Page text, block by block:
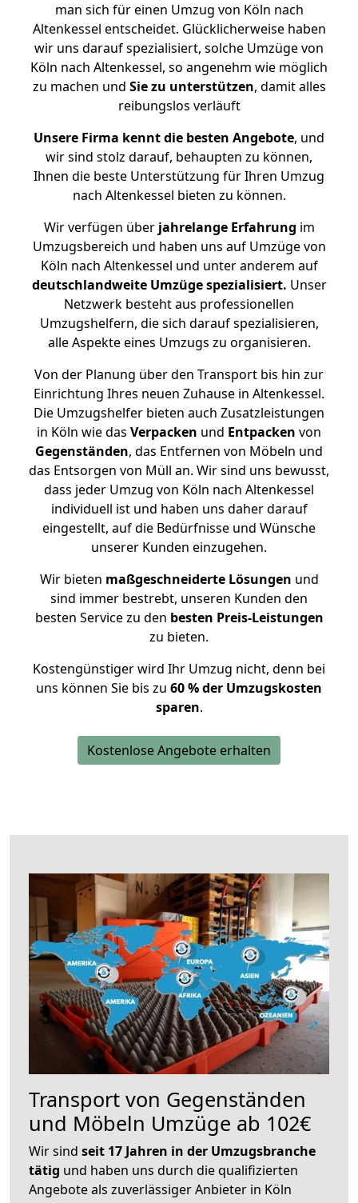
man sich für einen Umzug von Köln nach
Altenkessel entscheidet. Glücklicherweise haben
wir uns darauf spezialisiert, solche Umzüge von
Köln nach Altenkessel, so angenehm wie möglich
zu machen und Sie zu unterstützen, damit alles
reibungslos verläuft
Unsere Firma kennt die besten Angebote, und
wir sind stolz darauf, behaupten zu können,
Ihnen die beste Unterstützung für Ihren Umzug
nach Altenkessel bieten zu können.
Wir verfügen überjahrelange Erfahrung im
Umzugsbereich und haben uns auf Umzüge von
Köln nach Altenkessel und unter anderem auf
deutschlandweite Umzüge spezialisiert. Unser
Netzwerk besteht aus professionellen
Umzugshelfern, die sich darauf spezialisieren,
alle Aspekte eines Umzugs zu organisieren.
Von der Planung über den Transport bis hin zur
Einrichtung Ihres neuen Zuhause in Altenkessel.
Die Umzugshelfer bieten auch Zusatzleistungen
in Köln wie das Verpacken und Entpacken von
Gegenständen, das Entfernen von Möbeln und
das Entsorgen von Müll an. Wir sind uns bewusst,
dass jeder Umzug von Köln nach Altenkessel
individuell ist und haben uns daher darauf
eingestellt, auf die Bedürfnisse und Wünsche
unserer Kunden einzugehen.
Wir bieten maßgeschneiderte Lösungen und
sind immer bestrebt, unseren Kunden den
besten Service zu den besten Preis-Leistungen
zu bieten.
Kostengünstiger wird Ihr Umzug nicht, denn bei
uns können Sie bis zu 60 % der Umzugskosten
sparen.
Kostenlose Angebote erhalten
Transport von Gegenständen
und Möbeln Umzüge ab 102€
Wir sind seit 17 Jahren in der Umzugsbranche
tätig und haben uns durch die qualifizierten
Angebote als zuverlässiger Anbieter in Köln